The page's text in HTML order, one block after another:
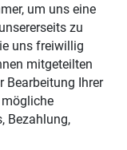
um uns eine
zu
uns freiwillig
mitgeteilten
Bearbeitung Ihrer
Bezahlung,